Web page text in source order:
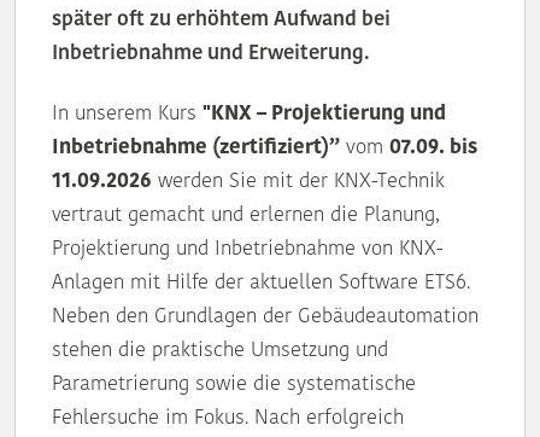
später oft zu erhöhtem Aufwand bei
Inbetriebnahme und Erweiterung.
In unserem Kurs "KNX – Projektierung und
Inbetriebnahme (zertifiziert)” vom 07.09. bis
11.09.2026 werden Sie mit der KNX-Technik
vertraut gemacht und erlernen die Planung,
Projektierung und Inbetriebnahme von KNX-
Anlagen mit Hilfe der aktuellen Software ETS6.
Neben den Grundlagen der Gebäudeautomation
stehen die praktische Umsetzung und
Parametrierung sowie die systematische
Fehlersuche im Fokus. Nach erfolgreich